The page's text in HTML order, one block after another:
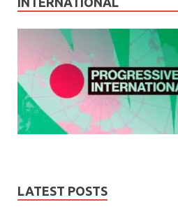
LATEST POSTS